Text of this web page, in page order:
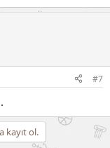
#7
kayıt ol.